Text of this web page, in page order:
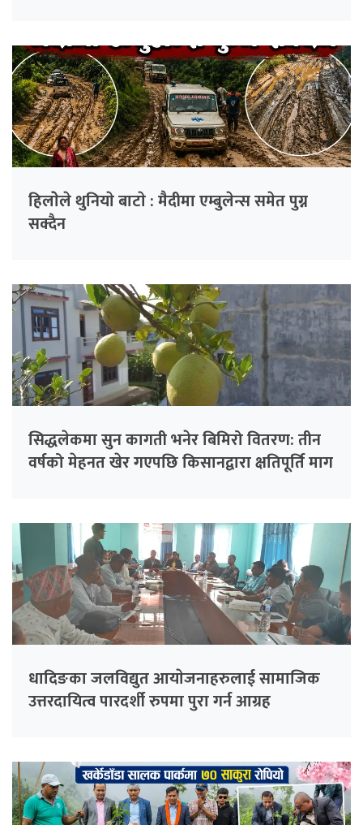
हिलाेेले थुनियाे बाटाे : मैदीमा एम्बुलेन्स समेत पुग्न
सक्दैन
सिद्धलेकमा सुन कागती भनेर बिमिरो वितरण: तीन
वर्षको मेहनत खेर गएपछि किसानद्वारा क्षतिपूर्ति माग
धादिङका जलविद्युत आयाेजनाहरुलाई सामाजिक
उत्तरदायित्व पारदर्शी रुपमा पुरा गर्न आग्रह